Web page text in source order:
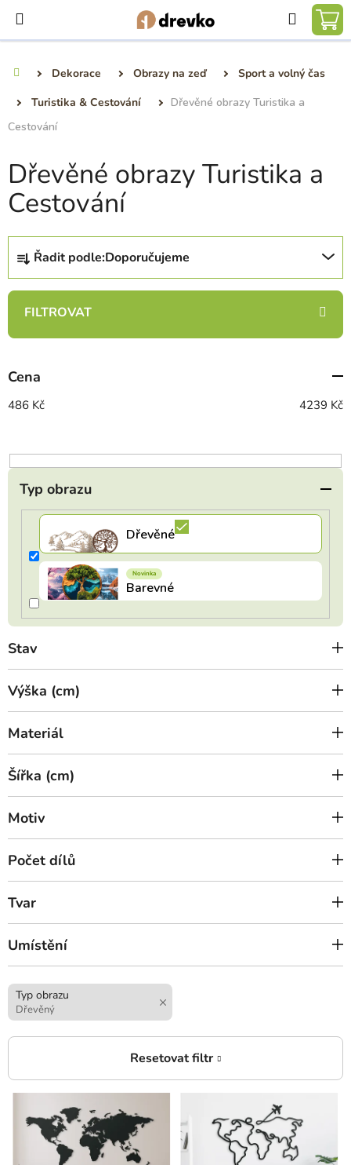
obsah
Hledat
Dekorace Obrazy na zeď
Sport a volný čas
Turistika & Cestování
Dřevěné obrazy Turistika a
Cestování
Dřevěné obrazy Turistika a
Cestování
Ř
z
n
p
r
o
u
k
Řadit podle:Doporučujeme
Cena
486 Kč 4239 Kč
Typ obrazu
Stav
Výška (cm)
Materiál
Šířka (cm)
Motiv
Počet dílů
Tvar
Umístění
Typ obrazu
Dřevěný
V